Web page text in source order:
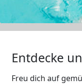
Entdecke
Freu dich auf